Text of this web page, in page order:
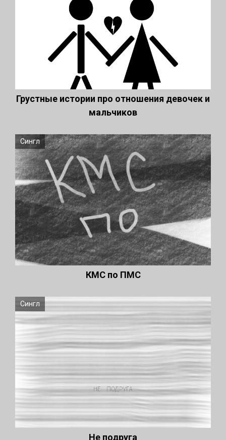
Грустные истории про отношения девочек и
мальчиков
Сингл
КМС по ПМС
Сингл
Не подруга